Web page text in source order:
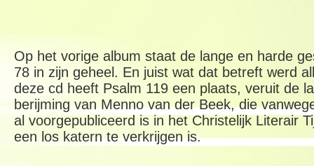
Op het vorige album staat de lange en harde
78 in zijn geheel. En juist wat dat betreft werd
deze cd heeft Psalm 119 een plaats, veruit de
berijming van Menno van der Beek, die
al voorgepubliceerd is in het Christelijk Literair
een los katern te verkrijgen is.